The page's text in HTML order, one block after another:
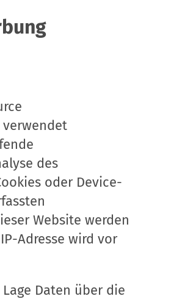
des
oder Device-
Website werden
Adresse wird vor
Daten über die